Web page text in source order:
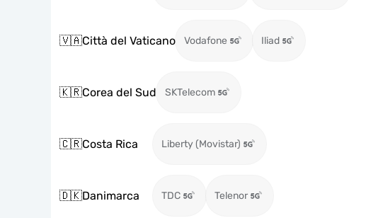
🇻🇦Città del Vaticano Vodafone Iliad
🇰🇷Corea del Sud SKTelecom
🇨🇷Costa Rica Liberty (Movistar)
🇩🇰Danimarca TDC Telenor